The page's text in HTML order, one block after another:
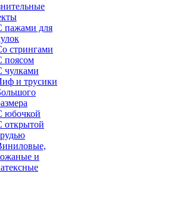
пажами для
стрингами
поясом
чулками
и трусики
юбочкой
открытой
и